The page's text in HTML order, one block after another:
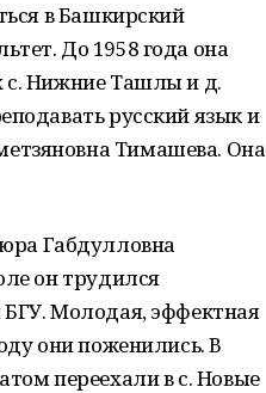
в Башкирский
До 1958 года она
с. Нижние Ташлы и д.
русский язык и
Тимашева. Она
Габдулловна
он трудился
Молодая, эффектная
они поженились. В
переехали в с. Новые